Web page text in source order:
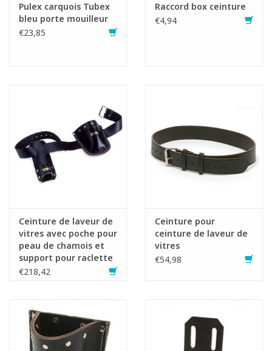
Pulex carquois Tubex
bleu porte mouilleur
€23,85
Raccord box ceinture
€4,94
Ceinture de laveur de
vitres avec poche pour
peau de chamois et
support pour raclette
ou mouilleur.
€218,42
Ceinture pour
ceinture de laveur de
vitres
€54,98